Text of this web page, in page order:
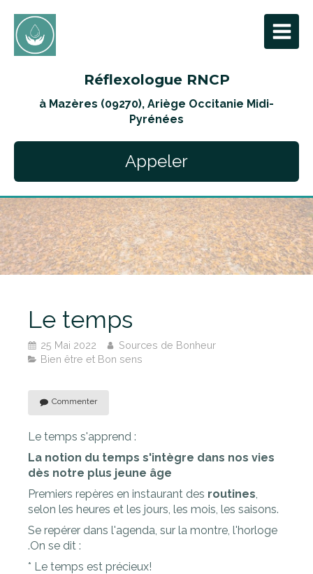
Réflexologue RNCP
à Mazères (09270), Ariège Occitanie Midi-
Pyrénées
Appeler
Le temps
25 Mai 2022
Sources de Bonheur
Bien être et Bon sens
Commenter
Le temps s'apprend :
La notion du temps s'intègre dans nos vies
dès notre plus jeune âge
Premiers repères en instaurant des routines
selon les heures et les jours, les mois, les saisons.
Se repérer dans l'agenda, sur la montre, l'horloge
.On se dit :
* Le temps est précieux!